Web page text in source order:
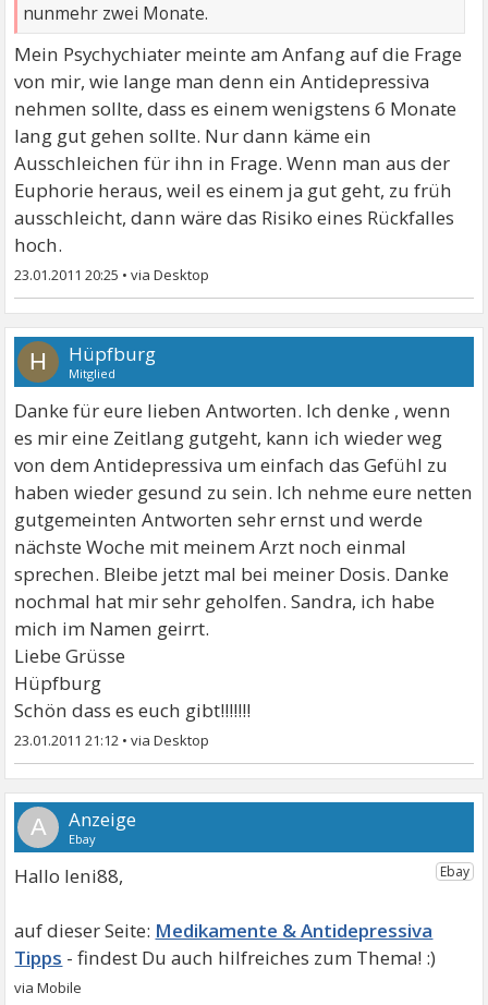
nunmehr zwei Monate.
Mein Psychychiater meinte am Anfang auf die Frage
von mir, wie lange man denn ein Antidepressiva
nehmen sollte, dass es einem wenigstens 6 Monate
lang gut gehen sollte. Nur dann käme ein
Ausschleichen für ihn in Frage. Wenn man aus der
Euphorie heraus, weil es einem ja gut geht, zu früh
ausschleicht, dann wäre das Risiko eines Rückfalles
hoch.
23.01.2011 20:25 •
H Hüpfburg
Mitglied
Danke für eure lieben Antworten. Ich denke , wenn
es mir eine Zeitlang gutgeht, kann ich wieder weg
von dem Antidepressiva um einfach das Gefühl zu
haben wieder gesund zu sein. Ich nehme eure netten
gutgemeinten Antworten sehr ernst und werde
nächste Woche mit meinem Arzt noch einmal
sprechen. Bleibe jetzt mal bei meiner Dosis. Danke
nochmal hat mir sehr geholfen. Sandra, ich habe
mich im Namen geirrt.
Liebe Grüsse
Hüpfburg
Schön dass es euch gibt!!!!!!!
23.01.2011 21:12 •
A
Hallo leni88,
Medikamente & Antidepressiva
Tipps